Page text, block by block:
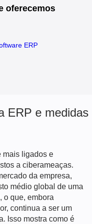
oferecemos
ERP
ERP e medidas
mais ligados e
a ciberameaças.
da empresa,
médio global de uma
o que, embora
continua a ser um
Isso mostra como é